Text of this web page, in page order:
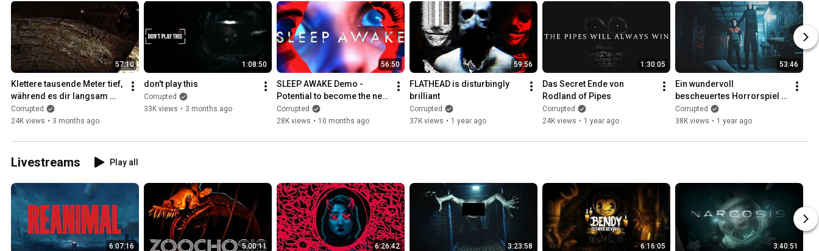
57:10
Klettere tausende Meter tief,
während es dir langsam
folgt - Idols of Ash
Corrupted
24K views • 3 months ago
1:08:50
don't play this
Corrupted
33K views • 3 months ago
56:50
SLEEP AWAKE Demo -
Potential to become the new
SOMA?
Corrupted
28K views • 10 months ago
59:56
FLATHEAD is disturbingly
brilliant
Corrupted
37K views • 1 year ago
1:30:05
Das Secret Ende von
Rodland of Pipes
Corrupted
24K views • 1 year ago
53:46
Ein wundervoll
bescheuertes Horrorspiel -
Homeless
Corrupted
38K views • 1 year ago
Livestreams Play all
6:07:16 5:00:11 6:26:42 3:23:58 6:16:05 3:40:51